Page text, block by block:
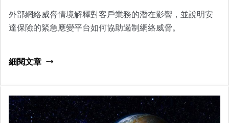
外部網絡威脅情境解釋對客戶業務的潛在影響，並說明安
達保險的緊急應變平台如何協助遏制網絡威脅。
細閱文章